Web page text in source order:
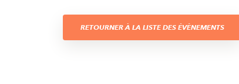
RETOURNER À LA LISTE DES ÉVÈNEMENTS